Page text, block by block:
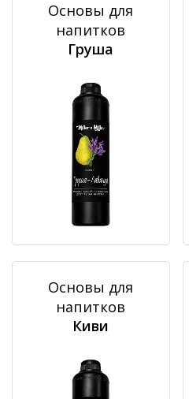
Основы для
напитков
Груша
Основы для
напитков
Киви